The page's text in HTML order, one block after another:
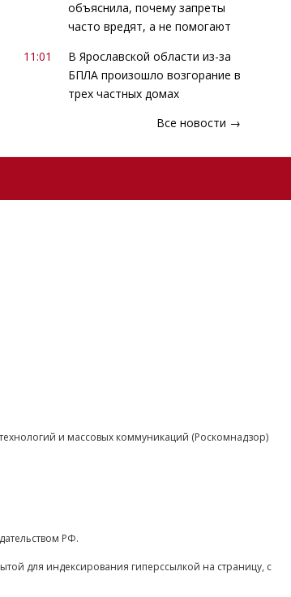
объяснила, почему запреты
часто вредят, а не помогают
11:01
В Ярославской области из-за
БПЛА произошло возгорание в
трех частных домах
Все новости →
и массовых коммуникаций (Роскомнадзор)
РФ.
для индексирования гиперссылкой на страницу, с